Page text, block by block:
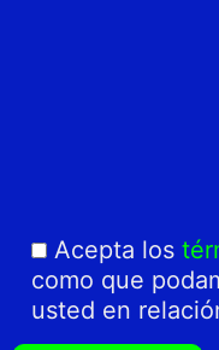
Acepta los
como que
usted en